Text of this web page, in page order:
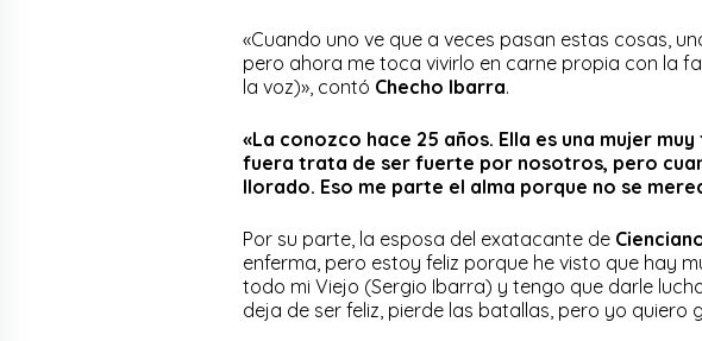
«Cuando uno ve que a veces pasan estas cosas,
pero ahora me toca vivirlo en carne propia con la
la voz)», contó Checho Ibarra.
«La conozco hace 25 años. Ella es una mujer
fuera trata de ser fuerte por nosotros, pero
llorado. Eso me parte el alma porque no se
Por su parte, la esposa del exatacante de
enferma, pero estoy feliz porque he visto que hay
todo mi Viejo (Sergio Ibarra) y tengo que darle
deja de ser feliz, pierde las batallas, pero yo quiero